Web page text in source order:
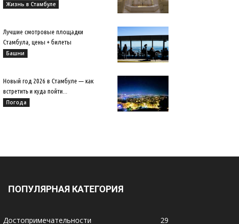
Жизнь в Стамбуле
Лучшие смотровые площадки
Стамбула, цены + билеты
Башни
Новый год 2026 в Стамбуле — как
встретить и куда пойти...
Погода
ПОПУЛЯРНАЯ КАТЕГОРИЯ
Достопримечательности 29